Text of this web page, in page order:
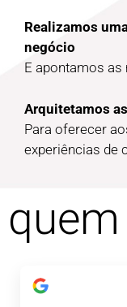
Realizamos
negócio
E apontamos
Arquitetamos
Para oferecer
experiências de